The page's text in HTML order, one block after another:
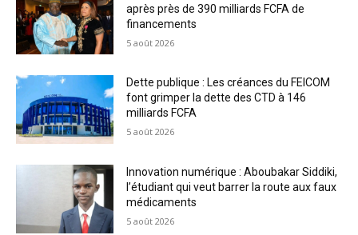
après près de 390 milliards FCFA de
financements
5 août 2026
Dette publique : Les créances du FEICOM
font grimper la dette des CTD à 146
milliards FCFA
5 août 2026
Innovation numérique : Aboubakar Siddiki,
l’étudiant qui veut barrer la route aux faux
médicaments
5 août 2026